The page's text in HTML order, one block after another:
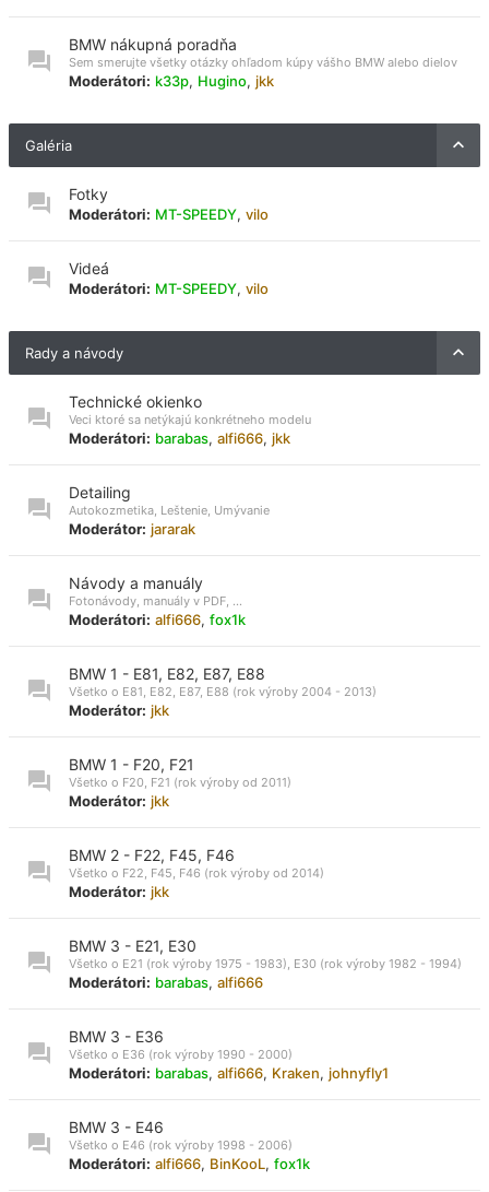
BMW nákupná poradňa
Sem smerujte všetky otázky ohľadom kúpy vášho BMW alebo dielov
Moderátori: k33p, Hugino, jkk
Galéria
Fotky
Moderátori: MT-SPEEDY, vilo
Videá
Moderátori: MT-SPEEDY, vilo
Rady a návody
Technické okienko
Veci ktoré sa netýkajú konkrétneho modelu
Moderátori: barabas, alfi666, jkk
Detailing
Autokozmetika, Leštenie, Umývanie
Moderátor: jararak
Návody a manuály
Fotonávody, manuály v PDF, ...
Moderátori: alfi666, fox1k
BMW 1 - E81, E82, E87, E88
Všetko o E81, E82, E87, E88 (rok výroby 2004 - 2013)
Moderátor: jkk
BMW 1 - F20, F21
Všetko o F20, F21 (rok výroby od 2011)
Moderátor: jkk
BMW 2 - F22, F45, F46
Všetko o F22, F45, F46 (rok výroby od 2014)
Moderátor: jkk
BMW 3 - E21, E30
Všetko o E21 (rok výroby 1975 - 1983), E30 (rok výroby 1982 - 1994)
Moderátori: barabas, alfi666
BMW 3 - E36
Všetko o E36 (rok výroby 1990 - 2000)
Moderátori: barabas, alfi666, Kraken, johnyfly1
BMW 3 - E46
Všetko o E46 (rok výroby 1998 - 2006)
Moderátori: alfi666, BinKooL, fox1k